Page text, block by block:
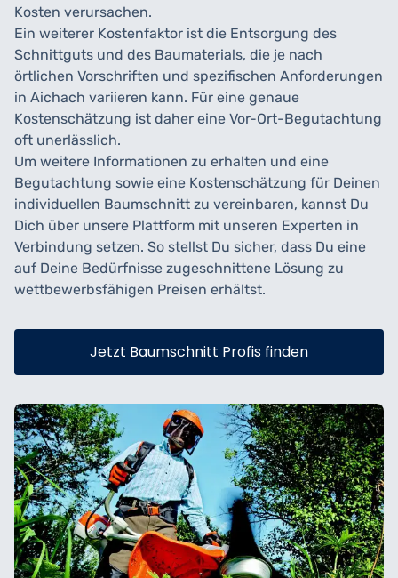
Kosten verursachen.
Ein weiterer Kostenfaktor ist die Entsorgung des
Schnittguts und des Baumaterials, die je nach
örtlichen Vorschriften und spezifischen Anforderungen
in Aichach variieren kann. Für eine genaue
Kostenschätzung ist daher eine Vor-Ort-Begutachtung
oft unerlässlich.
Um weitere Informationen zu erhalten und eine
Begutachtung sowie eine Kostenschätzung für Deinen
individuellen Baumschnitt zu vereinbaren, kannst Du
Dich über unsere Plattform mit unseren Experten in
Verbindung setzen. So stellst Du sicher, dass Du eine
auf Deine Bedürfnisse zugeschnittene Lösung zu
wettbewerbsfähigen Preisen erhältst.
Jetzt Baumschnitt Profis finden